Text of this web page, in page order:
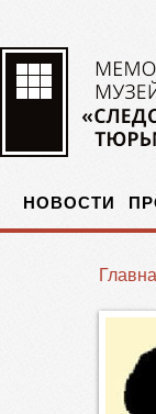
НОВОСТИ